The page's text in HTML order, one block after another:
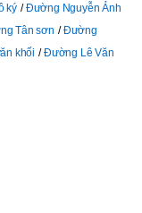
ký
Đường Nguyễn Ảnh
Tân sơn
Đường
khối
Đường Lê Văn